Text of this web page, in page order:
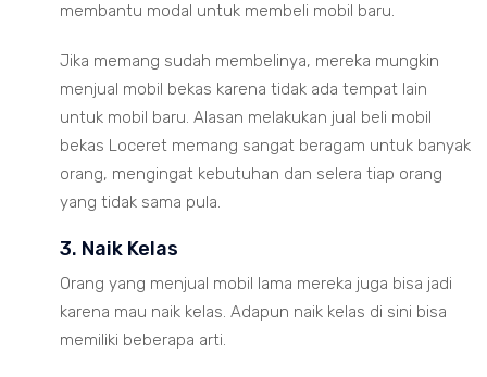
membantu modal untuk membeli mobil baru.
Jika memang sudah membelinya, mereka mungkin
menjual mobil bekas karena tidak ada tempat lain
untuk mobil baru. Alasan melakukan jual beli mobil
bekas Loceret memang sangat beragam untuk banyak
orang, mengingat kebutuhan dan selera tiap orang
yang tidak sama pula.
3. Naik Kelas
Orang yang menjual mobil lama mereka juga bisa jadi
karena mau naik kelas. Adapun naik kelas di sini bisa
memiliki beberapa arti.